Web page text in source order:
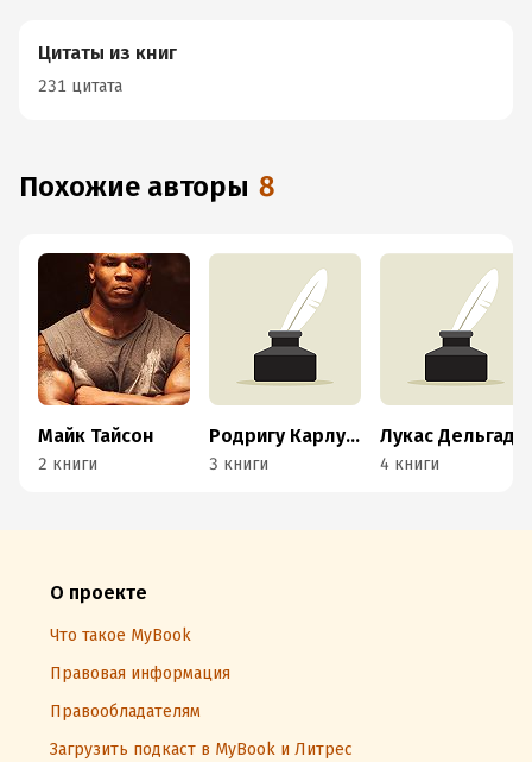
Цитаты из книг
231 цитата
Похожие авторы 8
Майк Тайсон
2 книги
Родригу Карлуш Феррас
3 книги
Лукас Дельгадо
4 книги
О проекте
Что такое MyBook
Правовая информация
Правообладателям
Загрузить подкаст в MyBook и Литрес